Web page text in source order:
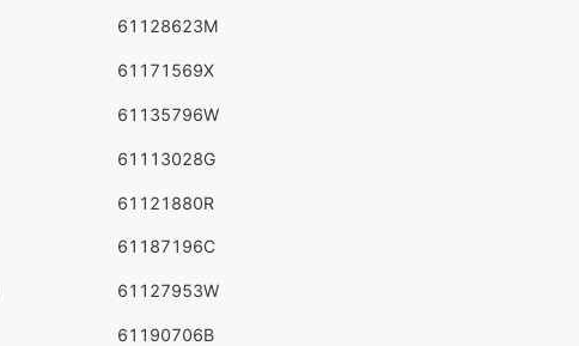
61128623M
61171569X
61135796W
61113028G
61121880R
61187196C
61127953W
61190706B